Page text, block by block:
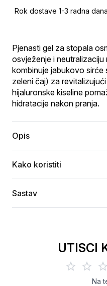
Rok dostave 1-3 radna dana
Pjenasti gel za stopala
osvježenje i neutralizaciju
kombinuje jabukovo sirće
zeleni čaj) za
hijaluronske kiseline
hidratacije nakon pranja.
Opis
Kako koristiti
Sastav
UTISCI
Na